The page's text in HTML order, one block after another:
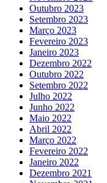
Outubro 2023
Setembro 2023
Março 2023
Fevereiro 2023
Janeiro 2023
Dezembro 2022
Outubro 2022
Setembro 2022
Julho 2022
Junho 2022
Maio 2022
Abril 2022
Março 2022
Fevereiro 2022
Janeiro 2022
Dezembro 2021